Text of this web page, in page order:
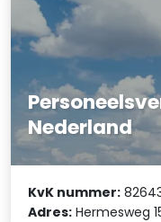
Nederland
KvK nummer:
Adres: Hermesweg